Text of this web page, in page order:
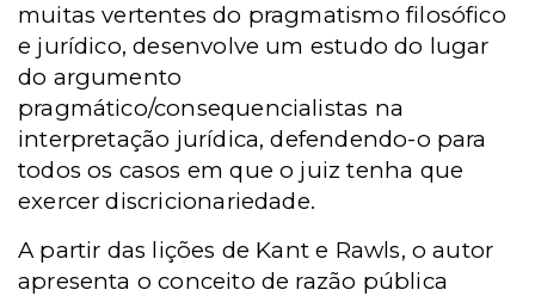
muitas vertentes do pragmatismo filosófico
e jurídico, desenvolve um estudo do lugar
do argumento
pragmático/consequencialistas na
interpretação jurídica, defendendo-o para
todos os casos em que o juiz tenha que
exercer discricionariedade.
A partir das lições de Kant e Rawls, o autor
apresenta o conceito de razão pública